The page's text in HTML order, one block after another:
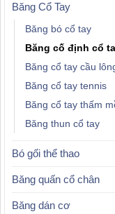
Băng Cổ Tay
Băng bó cổ tay
Băng cố định cổ
Băng cổ tay cầu
Băng cổ tay tennis
Băng cổ tay thấm
Băng thun cổ tay
Bó gối thể thao
Băng quấn cổ chân
Băng dán cơ